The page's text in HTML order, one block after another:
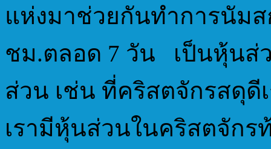
แห่งมาช่วยกันทำการนัมส
ชม.ตลอด 7 วัน เป็นหุ้น
ส่วน เช่น ที่คริสตจักรสดุ
เรามีหุ้นส่วนในคริสตจักร